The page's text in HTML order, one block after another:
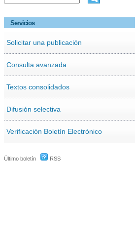
Servicios
Solicitar una publicación
Consulta avanzada
Textos consolidados
Difusión selectiva
Verificación Boletín Electrónico
Último boletín RSS